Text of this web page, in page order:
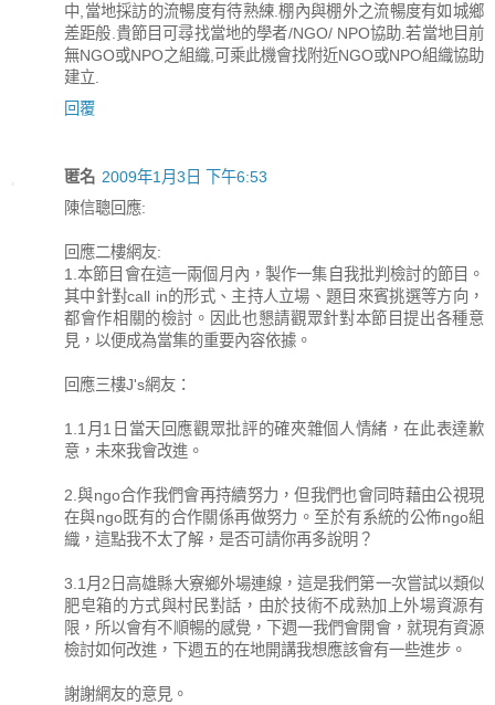
中,當地採訪的流暢度有待熟練.棚內與棚外之流暢度有如城鄉
差距般.貴節目可尋找當地的學者/NGO/ NPO協助.若當地目前
無NGO或NPO之組織,可乘此機會找附近NGO或NPO組織協助
建立.
回覆
匿名 2009年1月3日 下午6:53
陳信聰回應:
回應二樓網友:
1.本節目會在這一兩個月內，製作一集自我批判檢討的節目。
其中針對call in的形式、主持人立場、題目來賓挑選等方向，
都會作相關的檢討。因此也懇請觀眾針對本節目提出各種意
見，以便成為當集的重要內容依據。
回應三樓J's網友：
1.1月1日當天回應觀眾批評的確夾雜個人情緒，在此表達歉
意，未來我會改進。
2.與ngo合作我們會再持續努力，但我們也會同時藉由公視現
在與ngo既有的合作關係再做努力。至於有系統的公佈ngo組
織，這點我不太了解，是否可請你再多說明？
3.1月2日高雄縣大寮鄉外場連線，這是我們第一次嘗試以類似
肥皂箱的方式與村民對話，由於技術不成熟加上外場資源有
限，所以會有不順暢的感覺，下週一我們會開會，就現有資源
檢討如何改進，下週五的在地開講我想應該會有一些進步。
謝謝網友的意見。